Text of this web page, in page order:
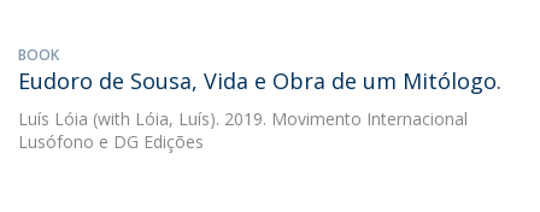
BOOK
Eudoro de Sousa, Vida e Obra de um Mitólogo.
Luís Lóia (with Lóia, Luís). 2019. Movimento Internacional
Lusófono e DG Edições